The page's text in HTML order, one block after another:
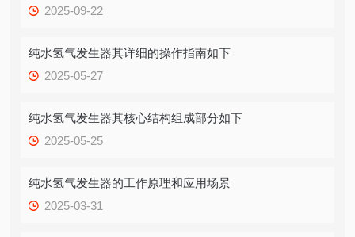
2025-09-22
纯水氢气发生器其详细的操作指南如下
2025-05-27
纯水氢气发生器其核心结构组成部分如下
2025-05-25
纯水氢气发生器的工作原理和应用场景
2025-03-31